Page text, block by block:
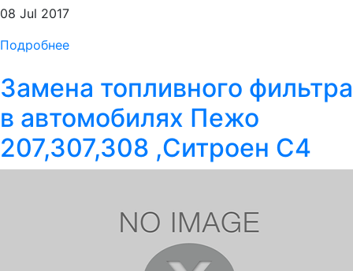
08 Jul 2017
Подробнее
Замена топливного фильтра
в автомобилях Пежо
207,307,308 ,Ситроен C4